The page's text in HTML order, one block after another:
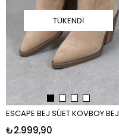
TÜKENDI
ESCAPE BEJ SÜET KOVBOY BEJ
₺2.999,90